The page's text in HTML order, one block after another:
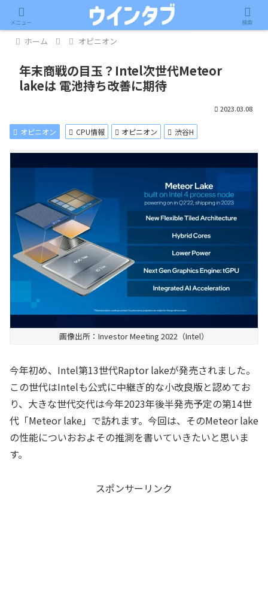
記事内に広告が含まれています。
ホーム オピニオン
年末商戦の目玉？Intel次世代Meteor
lakeは 電池持ち改善に期待
2023.03.08
オピニオン CPU情報 オピニオン 渋谷H
画像出所：Investor Meeting 2022（Intel）
今年初め、Intel第13世代Raptor lakeが発売されました。
この世代はIntelも公式に中継ぎ的な小改良版と認めてお
り、大きな世代交代は今年2023年後半発売予定の第14世
代「Meteor lake」で訪れます。今回は、そのMeteor lake
の性能についおおよその推測を書いていきたいと思いま
す。
スポンサーリンク
メニュー 検索